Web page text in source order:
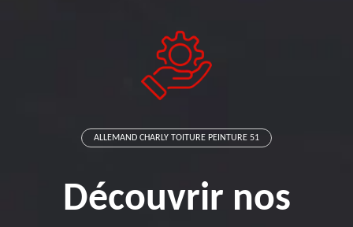
ALLEMAND CHARLY TOITURE PEINTURE 51
Découvrir nos